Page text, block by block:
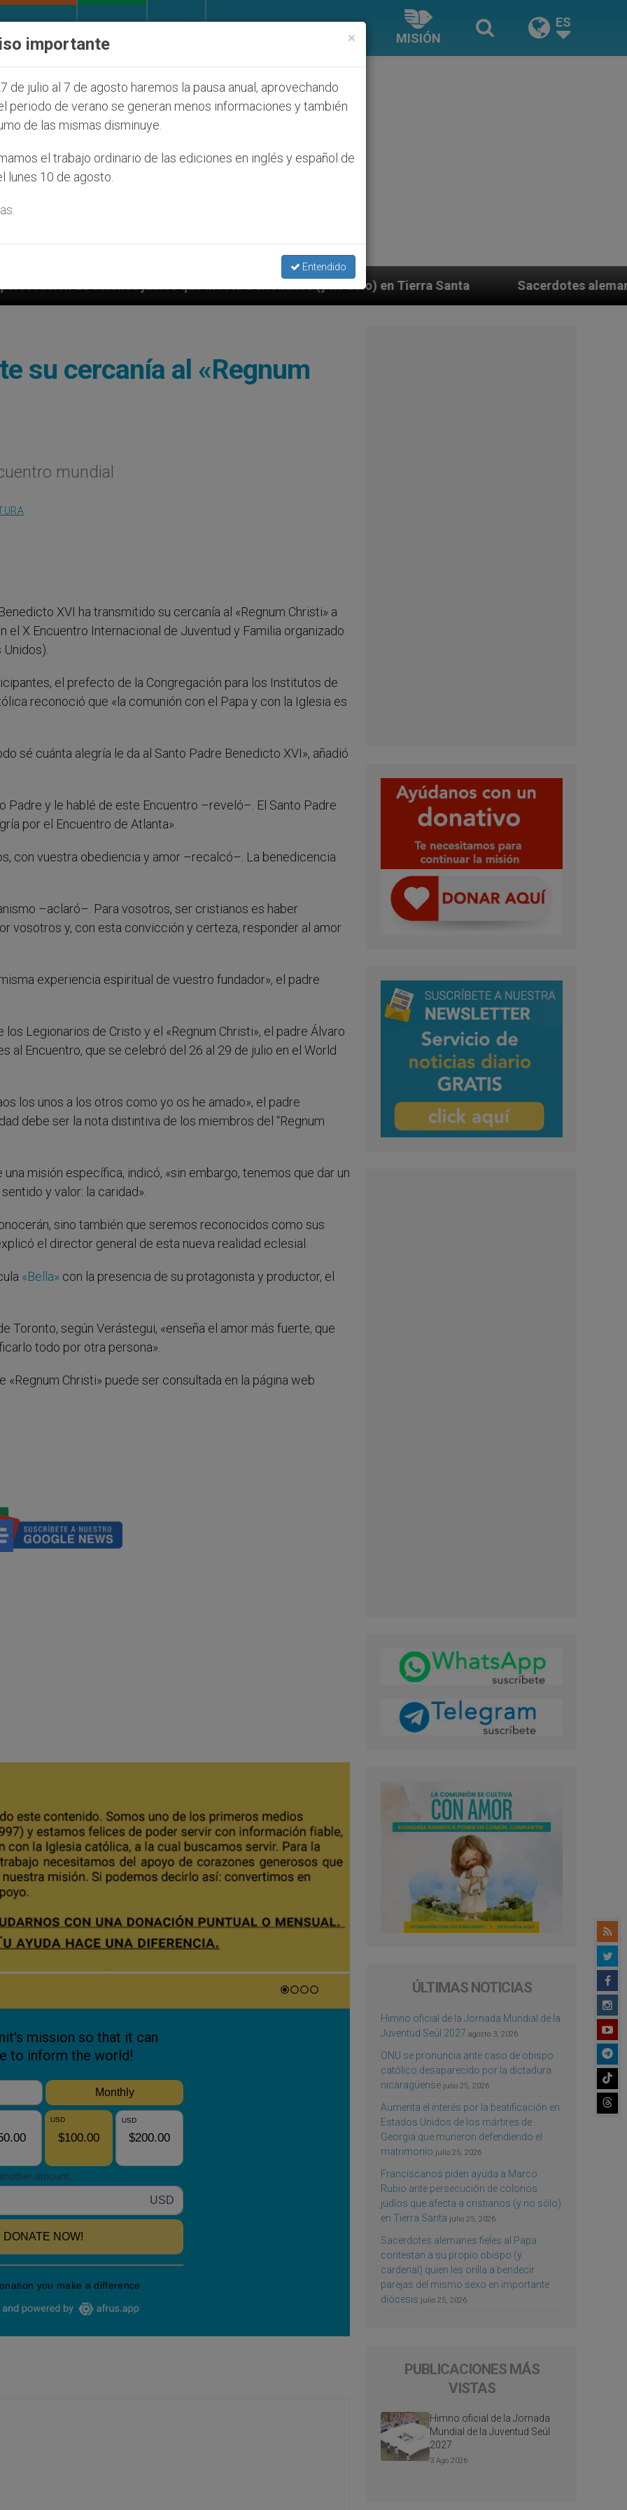
MISIÓN
ES
judíos que afecta a cristianos (y no sólo) en Tierra Santa Sacerdotes alemanes fieles al Papa
su cercanía al «Regnum
mundial
XVI ha transmitido su cercanía al «Regnum Christi» a
el X Encuentro Internacional de Juventud y Familia organizado
el prefecto de la Congregación para los Institutos de
reconoció que «la comunión con el Papa y con la Iglesia es
sé cuánta alegría le da al Santo Padre Benedicto XVI», añadió
Padre y le hablé de este Encuentro –reveló–. El Santo Padre
por el Encuentro de Atlanta».
con vuestra obediencia y amor –recalcó–. La benedicencia
–aclaró–. Para vosotros, ser cristianos es haber
vosotros y, con esta convicción y certeza, responder al amor
experiencia espiritual de vuestro fundador», el padre
Legionarios de Cristo y el «Regnum Christi», el padre Álvaro
al Encuentro, que se celebró del 26 al 29 de julio en el World
los unos a los otros como yo os he amado», el padre
debe ser la nota distintiva de los miembros del “Regnum
misión específica, indicó, «sin embargo, tenemos que dar un
y valor: la caridad».
sino también que seremos reconocidos como sus
el director general de esta nueva realidad eclesial.
«Bella» con la presencia de su protagonista y productor, el
Toronto, según Verástegui, «enseña el amor más fuerte, que
todo por otra persona».
Christi» puede ser consultada en la página web
ÚLTIMAS NOTICIAS
Himno oficial de la Jornada Mundial de la
Juventud Seúl 2027 agosto 3, 2026
ONU se pronuncia ante caso de obispo
católico desaparecido por la dictadura
nicaragüense julio 25, 2026
Aumenta el interés por la beatificación en
Estados Unidos de los mártires de
Georgia que murieron defendiendo el
matrimonio julio 25, 2026
Franciscanos piden ayuda a Marco
Rubio ante persecución de colonos
judíos que afecta a cristianos (y no sólo)
en Tierra Santa julio 25, 2026
Sacerdotes alemanes fieles al Papa
contestan a su propio obispo (y
cardenal) quien les orilla a bendecir
parejas del mismo sexo en importante
diócesis julio 25, 2026
PUBLICACIONES MÁS
VISTAS
Himno oficial de la Jornada
Mundial de la Juventud Seúl
2027
3 Ago 2026
×
importante
de julio al 7 de agosto haremos la pausa anual, aprovechando
periodo de verano se generan menos informaciones y también
de las mismas disminuye.
el trabajo ordinario de las ediciones en inglés y español de
lunes 10 de agosto.
Entendido